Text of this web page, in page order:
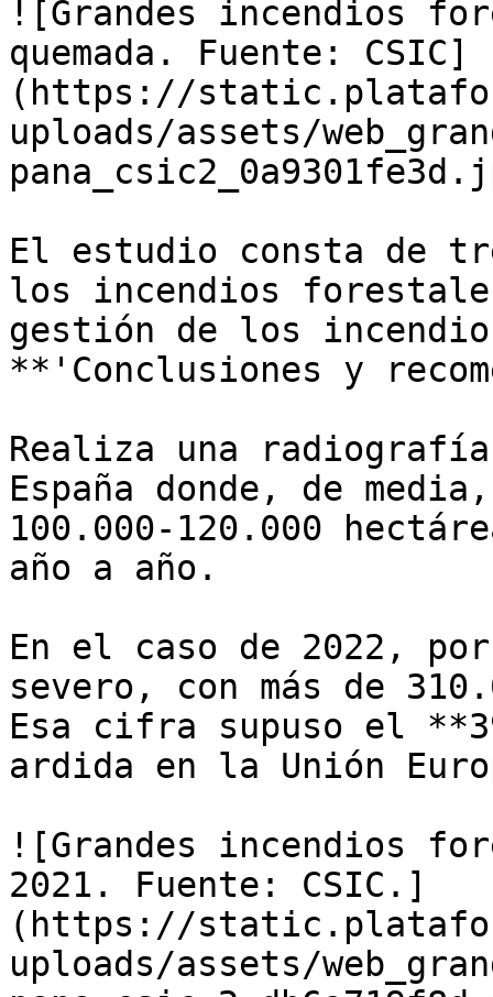
![Grandes incendios
quemada. Fuente: CSIC]
(https://
uploads/assets/
El estudio consta de
los incendios
gestión de los
**'Conclusiones y
Realiza una
España donde, de
100.000-120.000
año a año.
En el caso de 2022,
severo, con más de
Esa cifra supuso el
ardida en la Unión
![Grandes incendios
2021. Fuente: CSIC.]
(https://
uploads/assets/